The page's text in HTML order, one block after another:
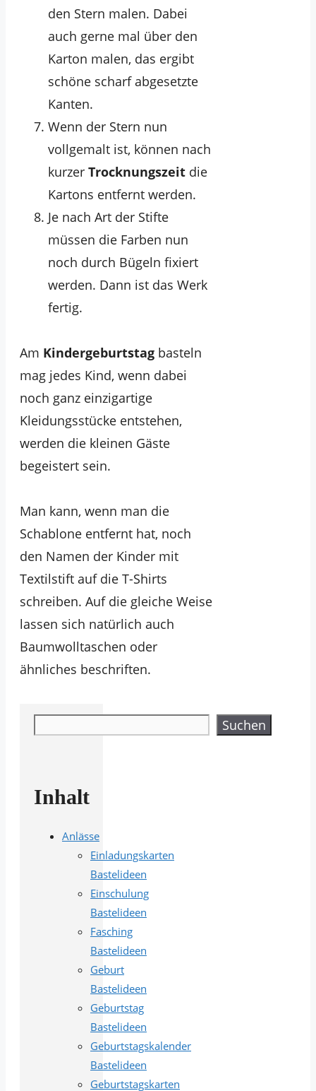
den Stern malen. Dabei
auch gerne mal über den
Karton malen, das ergibt
schöne scharf abgesetzte
Kanten.
Wenn der Stern nun
vollgemalt ist, können nach
kurzer Trocknungszeit die
Kartons entfernt werden.
Je nach Art der Stifte
müssen die Farben nun
noch durch Bügeln fixiert
werden. Dann ist das Werk
fertig.
Am Kindergeburtstag basteln
mag jedes Kind, wenn dabei
noch ganz einzigartige
Kleidungsstücke entstehen,
werden die kleinen Gäste
begeistert sein.
Man kann, wenn man die
Schablone entfernt hat, noch
den Namen der Kinder mit
Textilstift auf die T-Shirts
schreiben. Auf die gleiche Weise
lassen sich natürlich auch
Baumwolltaschen oder
ähnliches beschriften.
Suchen
Inhalt
Anlässe
Einladungskarten
Bastelideen
Einschulung
Bastelideen
Fasching
Bastelideen
Geburt
Bastelideen
Geburtstag
Bastelideen
Geburtstagskalender
Bastelideen
Geburtstagskarten